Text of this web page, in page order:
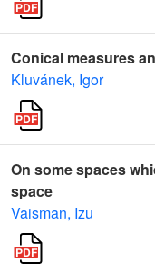
Conical measures
Kluvánek, Igor
On some spaces
space
Vaisman, Izu